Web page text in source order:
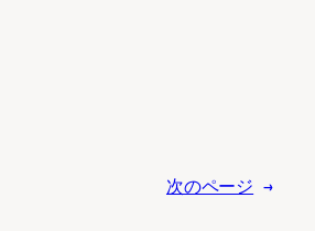
次のページ →